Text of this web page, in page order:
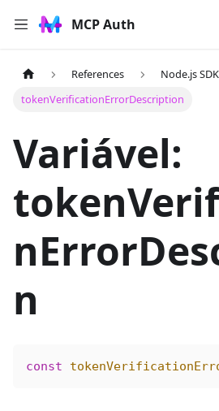
MCP Auth
References Node.js SDK
tokenVerificationErrorDescription
Variável:
n
const